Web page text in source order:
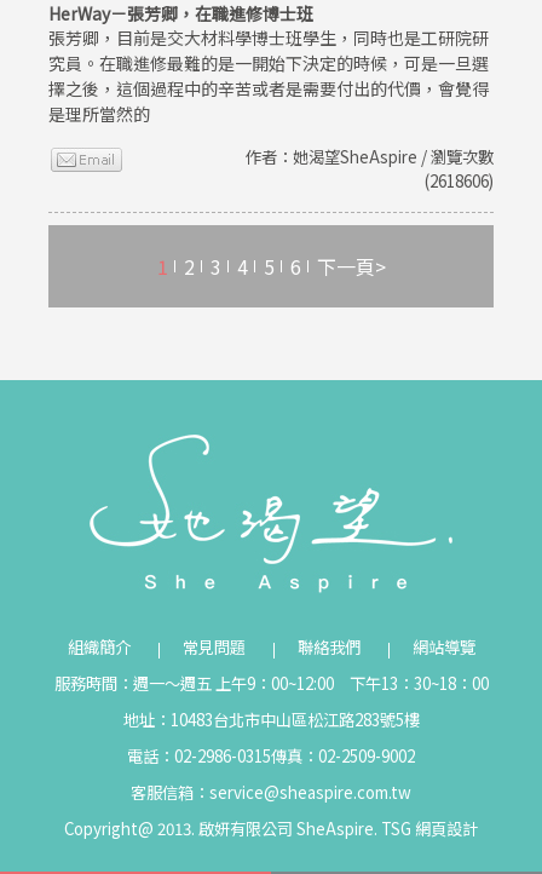
HerWay－張芳卿，在職進修博士班
張芳卿，目前是交大材料學博士班學生，同時也是工研院研
究員。在職進修最難的是一開始下決定的時候，可是一旦選
擇之後，這個過程中的辛苦或者是需要付出的代價，會覺得
是理所當然的
作者：她渴望SheAspire / 瀏覽次數
(2618606)
1 2 3 4 5 6 下一頁>
組織簡介 常見問題 聯絡我們
網站導覽
服務時間：週一～週五 上午9：00~12:00 下午13：30~18：00
地址：10483台北市中山區松江路283號5樓
電話：02-2986-0315傳真：02-2509-9002
客服信箱： service@sheaspire.com.tw
Copyright@ 2013. 啟妍有限公司 SheAspire. TSG 網頁設計